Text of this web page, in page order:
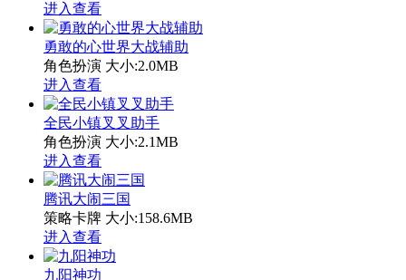
进入查看
勇敢的心世界大战辅助
角色扮演 大小:2.0MB
进入查看
全民小镇叉叉助手
角色扮演 大小:2.1MB
进入查看
腾讯大闹三国
策略卡牌 大小:158.6MB
进入查看
九阳神功